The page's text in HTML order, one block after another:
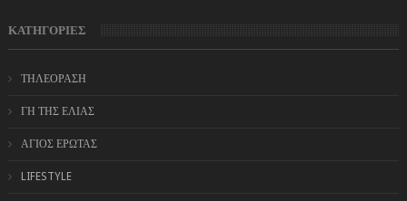
ΚΑΤΗΓΟΡΙΕΣ
ΤΗΛΕΟΡΑΣΗ
ΓΗ ΤΗΣ ΕΛΙΑΣ
ΑΓΙΟΣ ΕΡΩΤΑΣ
LIFESTYLE